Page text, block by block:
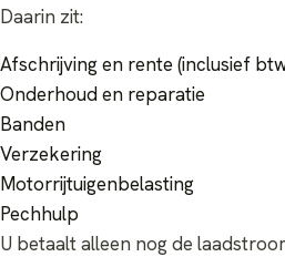
Daarin zit:
Afschrijving en rente (inclusief
Onderhoud en reparatie
Banden
Verzekering
Motorrijtuigenbelasting
Pechhulp
U betaalt alleen nog de